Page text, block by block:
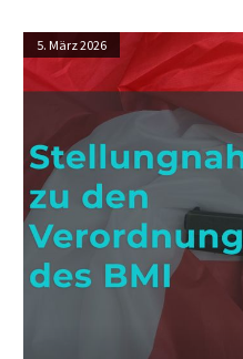
wir
Stellungnahme
der
den
Verordnungsentwürfen
des
BMI
5. März 2026